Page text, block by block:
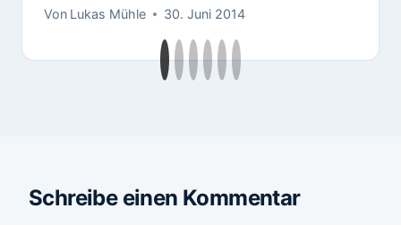
Von Lukas Mühle 30. Juni 2014
Schreibe einen Kommentar